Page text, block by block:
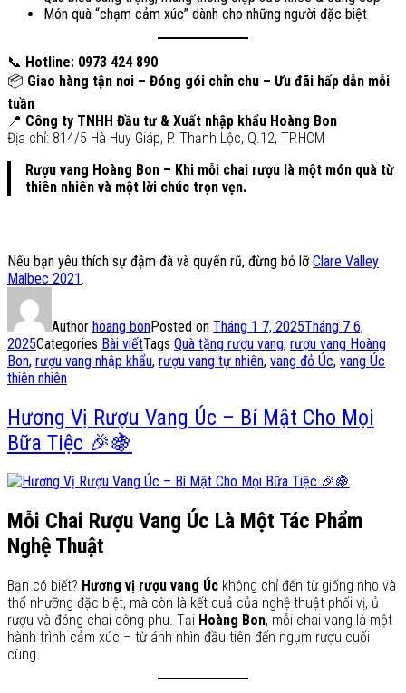
Món quà “chạm cảm xúc” dành cho những người đặc biệt
📞 Hotline: 0973 424 890
📦 Giao hàng tận nơi – Đóng gói chỉn chu – Ưu đãi hấp dẫn mỗi
tuần
📍 Công ty TNHH Đầu tư & Xuất nhập khẩu Hoàng Bon
Địa chỉ: 814/5 Hà Huy Giáp, P. Thạnh Lộc, Q.12, TP.HCM
Rượu vang Hoàng Bon – Khi mỗi chai rượu là một món quà từ
thiên nhiên và một lời chúc trọn vẹn.
Nếu bạn yêu thích sự đậm đà và quyến rũ, đừng bỏ lỡ Clare Valley
Malbec 2021.
Author hoang bonPosted on Tháng 1 7, 2025Tháng 7 6,
2025Categories Bài viếtTags Quà tặng rượu vang, rượu vang Hoàng
Bon, rượu vang nhập khẩu, rượu vang tự nhiên, vang đỏ Úc, vang Úc
thiên nhiên
Hương Vị Rượu Vang Úc – Bí Mật Cho Mọi
Bữa Tiệc 🎉🍇
Mỗi Chai Rượu Vang Úc Là Một Tác Phẩm
Nghệ Thuật
Bạn có biết? Hương vị rượu vang Úc không chỉ đến từ giống nho và
thổ nhưỡng đặc biệt, mà còn là kết quả của nghệ thuật phối vị, ủ
rượu và đóng chai công phu. Tại Hoàng Bon, mỗi chai vang là một
hành trình cảm xúc – từ ánh nhìn đầu tiên đến ngụm rượu cuối
cùng.